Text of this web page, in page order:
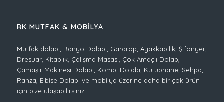
RK MUTFAK & MOBİLYA
Mutfak dolabı, Banyo Dolabı, Gardrop, Ayakkabılık, Şifonyer,
Dresuar, Kitaplık, Çalışma Masası, Çok Amaçlı Dolap,
Çamaşır Makinesi Dolabı, Kombi Dolabı, Kütüphane, Sehpa,
Ranza, Elbise Dolabı ve mobilya üzerine daha bir çok ürün
için bize ulaşabilirsiniz.